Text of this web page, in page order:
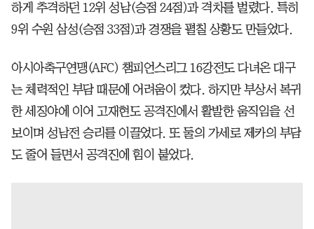
하게 추격하던 12위 성남(승점 24점)과 격차를 벌렸다. 특히
9위 수원 삼성(승점 33점)과 경쟁을 펼칠 상황도 만들었다.
아시아축구연맹(AFC) 챔피언스리그 16강전도 다녀온 대구
는 체력적인 부담 때문에 어려움이 컸다. 하지만 부상서 복귀
한 세징야에 이어 고재현도 공격진에서 활발한 움직임을 선
보이며 성남전 승리를 이끌었다. 또 둘의 가세로 제카의 부담
도 줄어 들면서 공격진에 힘이 붙었다.